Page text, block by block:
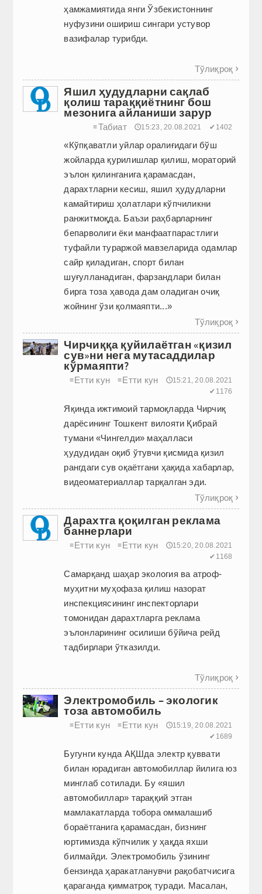
ҳамжамиятида янги Ўзбекистоннинг
нуфузини ошириш сингари устувор
вазифалар турибди.
Тўлиқроқ 
Яшил ҳудудларни сақлаб
қолиш тараққиётнинг бош
мезонига айланиши зарур
≡Табиат 🕔15:23, 20.08.2021 ✔1402
«Кўпқаватли уйлар оралиғидаги бўш
жойларда қурилишлар қилиш, мораторий
эълон қилинганига қарамасдан,
дарахтларни кесиш, яшил ҳудудларни
камайтириш ҳолатлари кўпчиликни
ранжитмоқда. Баъзи раҳбарларнинг
бепарволиги ёки манфаатпарастлиги
туфайли тураржой мавзеларида одамлар
сайр қиладиган, спорт билан
шуғулланадиган, фарзандлари билан
бирга тоза ҳавода дам оладиган очиқ
жойнинг ўзи қолмаяпти...»
Тўлиқроқ 
Чирчиққа қуйилаётган «қизил
сув»ни нега мутасаддилар
кўрмаяпти?
≡Етти кун ≡Етти кун
🕔15:21, 20.08.2021
✔1176
Яқинда ижтимоий тармоқларда Чирчиқ
дарёсининг Тошкент вилояти Қибрай
тумани «Чингелди» маҳалласи
ҳудудидан оқиб ўтувчи қисмида қизил
рангдаги сув оқаётгани ҳақида хабарлар,
видеоматериаллар тарқалган эди.
Тўлиқроқ 
Дарахтга қоқилган реклама
баннерлари
≡Етти кун ≡Етти кун
🕔15:20, 20.08.2021
✔1168
Самарқанд шаҳар экология ва атроф-
муҳитни муҳофаза қилиш назорат
инспекциясининг инспекторлари
томонидан дарахтларга реклама
эълонларининг осилиши бўйича рейд
тадбирлари ўтказилди.
Тўлиқроқ 
Электромобиль – экологик
тоза автомобиль
≡Етти кун ≡Етти кун
🕔15:19, 20.08.2021
✔1689
Бугунги кунда АҚШда электр қуввати
билан юрадиган автомобиллар йилига юз
минглаб сотилади. Бу «яшил
автомобиллар» тараққий этган
мамлакатларда тобора оммалашиб
бораётганига қарамасдан, бизнинг
юртимизда кўпчилик у ҳақда яхши
билмайди. Электромобиль ўзининг
бензинда ҳаракатланувчи рақобатчисига
қараганда қимматроқ туради. Масалан,